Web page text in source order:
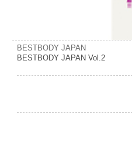
BESTBODY JAPAN
BESTBODY JAPAN Vol.2